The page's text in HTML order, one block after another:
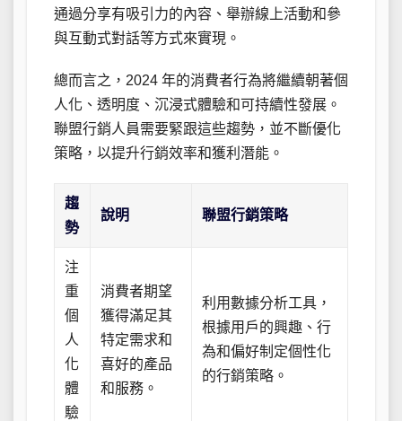
通過分享有吸引力的內容、舉辦線上活動和參
與互動式對話等方式來實現。
總而言之，2024 年的消費者行為將繼續朝著個
人化、透明度、沉浸式體驗和可持續性發展。
聯盟行銷人員需要緊跟這些趨勢，並不斷優化
策略，以提升行銷效率和獲利潛能。
趨
勢
說明 聯盟行銷策略
注
重
個
人
化
體
驗
消費者期望
獲得滿足其
特定需求和
喜好的產品
和服務。
利用數據分析工具，
根據用戶的興趣、行
為和偏好制定個性化
的行銷策略。